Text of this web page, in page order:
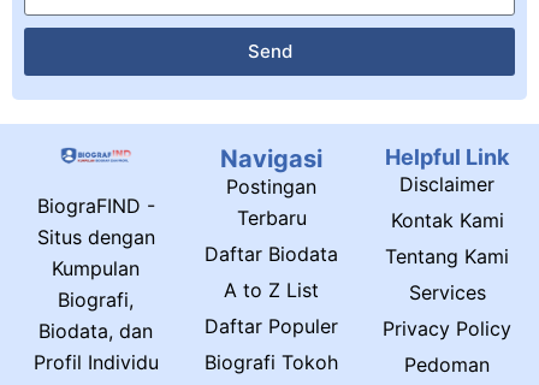
Send
BiograFIND -
Situs dengan
Kumpulan
Biografi,
Biodata, dan
Profil Individu
Navigasi
Postingan
Terbaru
Daftar Biodata
A to Z List
Daftar Populer
Biografi Tokoh
Helpful Link
Disclaimer
Kontak Kami
Tentang Kami
Services
Privacy Policy
Pedoman